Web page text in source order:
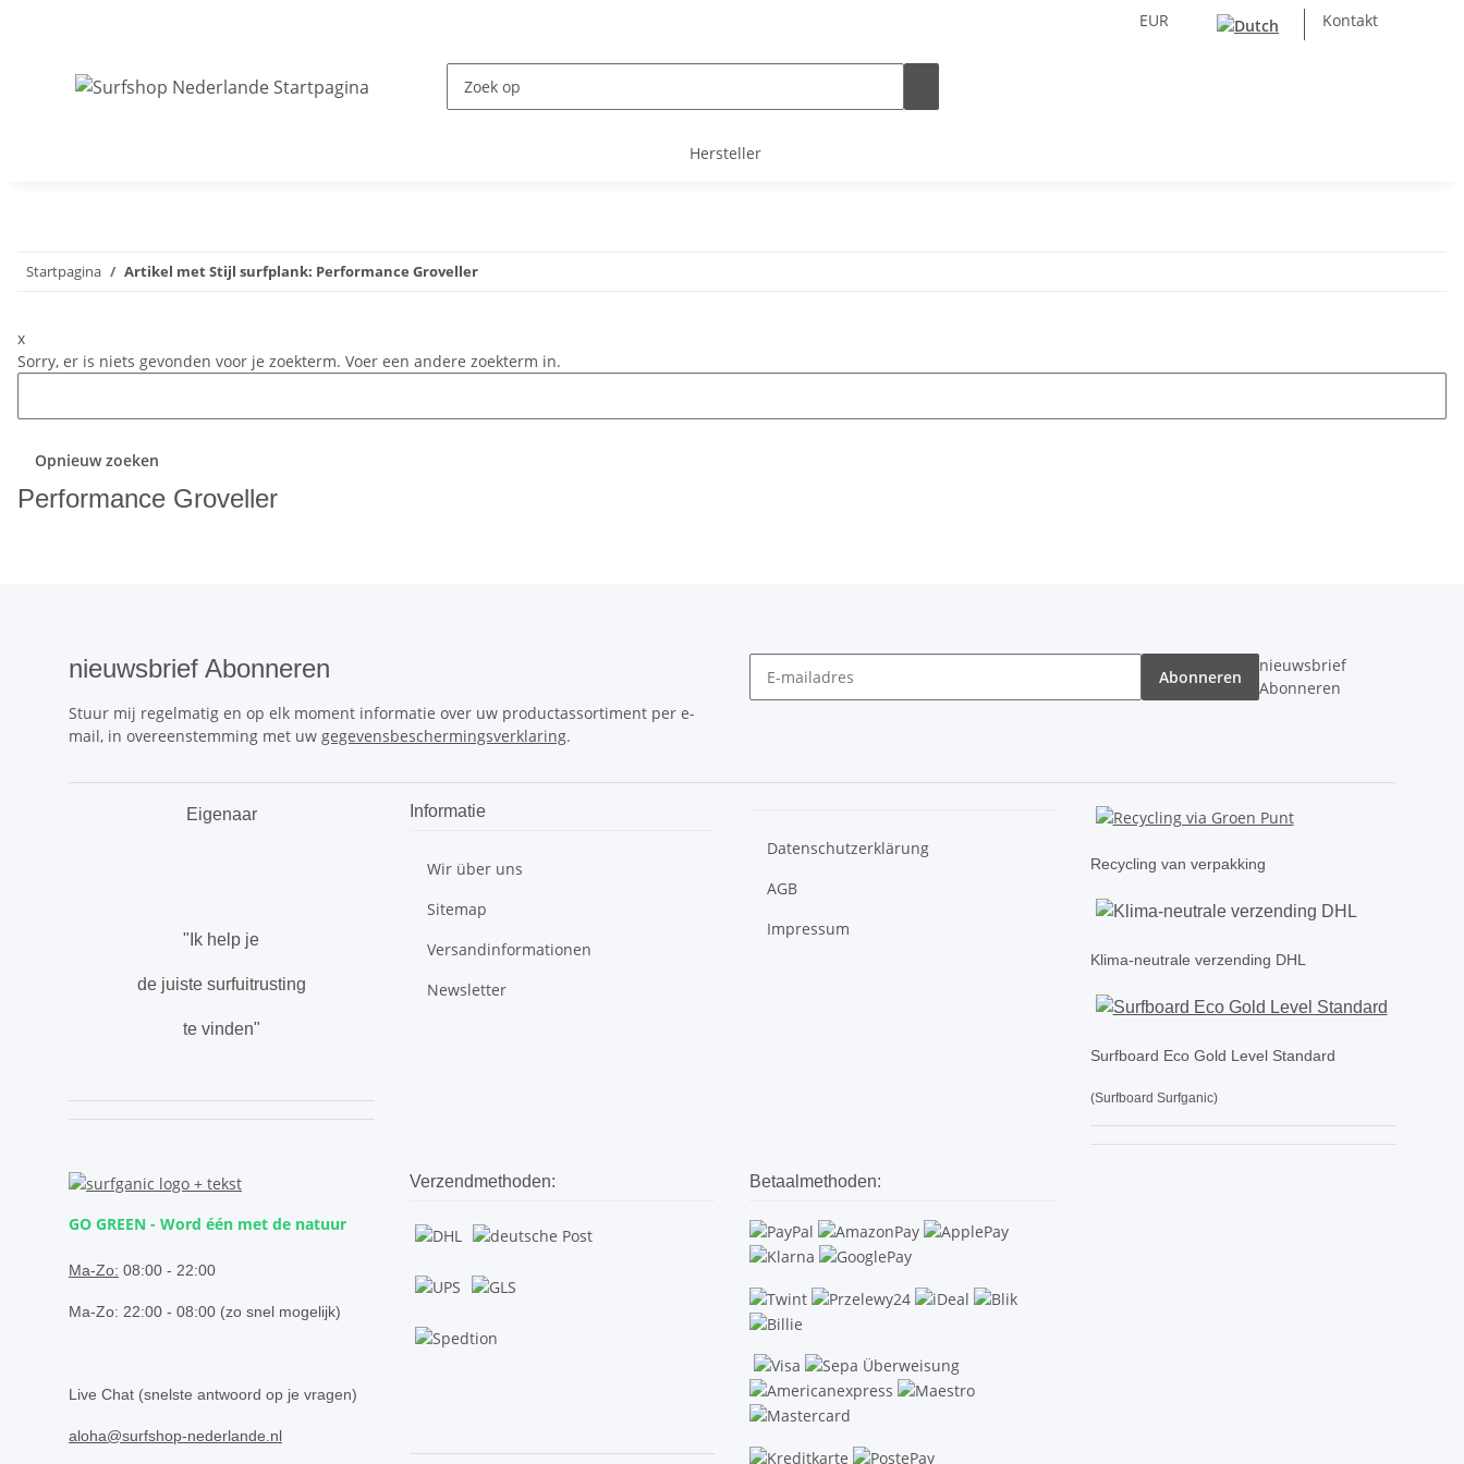
EUR Kontakt
Hersteller
Startpagina Artikel met Stijl surfplank: Performance Groveller
x
Sorry, er is niets gevonden voor je zoekterm. Voer een andere zoekterm in.
Opnieuw zoeken
Performance Groveller
nieuwsbrief Abonneren
Stuur mij regelmatig en op elk moment informatie over uw productassortiment per e-
mail, in overeenstemming met uw gegevensbeschermingsverklaring.
Abonneren
nieuwsbrief
Abonneren
Eigenaar
"Ik help je
de juiste surfuitrusting
te vinden"
Informatie
Wir über uns
Sitemap
Versandinformationen
Newsletter
Datenschutzerklärung
AGB
Impressum
Recycling van verpakking
Klima-neutrale verzending DHL
Surfboard Eco Gold Level Standard
(Surfboard Surfganic)
GO GREEN - Word één met de natuur
Ma-Zo: 08:00 - 22:00
Ma-Zo: 22:00 - 08:00 (zo snel mogelijk)
Live Chat (snelste antwoord op je vragen)
aloha@surfshop-nederlande.nl
Verzendmethoden: Betaalmethoden: